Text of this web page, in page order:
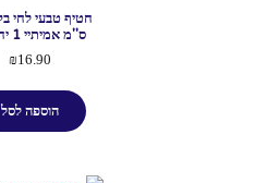
ס''מ אמיתיי 1 יחידות
₪16.90
הוספה לסל